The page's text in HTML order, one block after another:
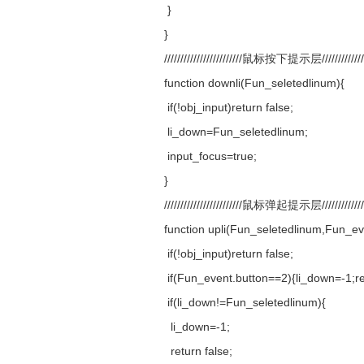
}
}
////////////////////////鼠标按下提示层
function downli(Fun_seletedlinum){
if(!obj_input)return false;
li_down=Fun_seletedlinum;
input_focus=true;
}
////////////////////////鼠标弹起提示层
function
if(!obj_input)return false;
if(Fun_event.button==2){li_down=-
if(li_down!=Fun_seletedlinum){
li_down=-1;
return false;